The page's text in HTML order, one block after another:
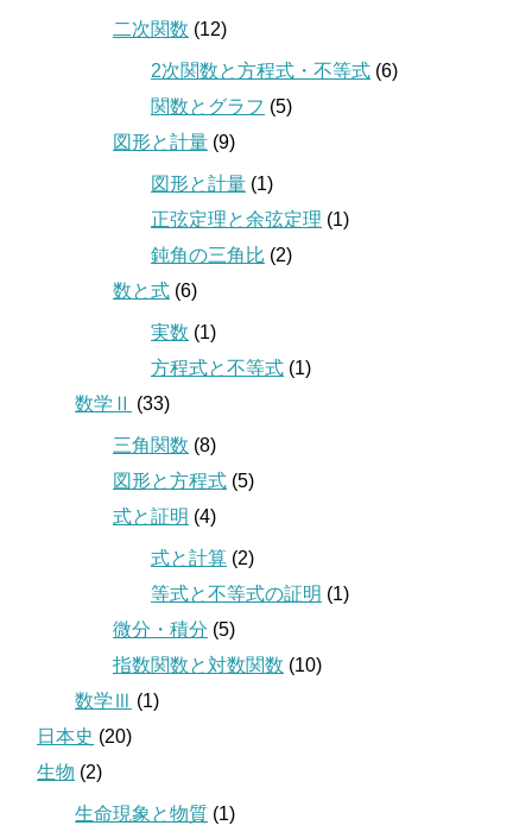
二次関数 (12)
2次関数と方程式・不等式 (6)
関数とグラフ (5)
図形と計量 (9)
図形と計量 (1)
正弦定理と余弦定理 (1)
鈍角の三角比 (2)
数と式 (6)
実数 (1)
方程式と不等式 (1)
数学Ⅱ (33)
三角関数 (8)
図形と方程式 (5)
式と証明 (4)
式と計算 (2)
等式と不等式の証明 (1)
微分・積分 (5)
指数関数と対数関数 (10)
数学Ⅲ (1)
日本史 (20)
生物 (2)
生命現象と物質 (1)